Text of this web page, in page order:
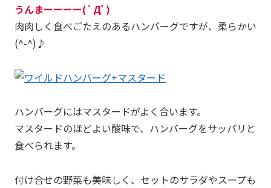
うんまーーーー( ﾟДﾟ)
肉肉しく食べごたえのあるハンバーグですが、柔らかい
(^-^)♪
ハンバーグにはマスタードがよく合います。
マスタードのほどよい酸味で、ハンバーグをサッパリと
食べられます。
付け合せの野菜も美味しく、セットのサラダやスープも